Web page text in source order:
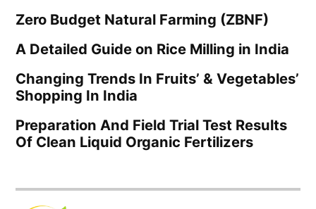
Zero Budget Natural Farming (ZBNF)
A Detailed Guide on Rice Milling in India
Changing Trends In Fruits’ & Vegetables’
Shopping In India
Preparation And Field Trial Test Results
Of Clean Liquid Organic Fertilizers